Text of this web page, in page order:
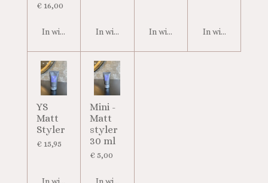
€ 16,00
In winkelwagenIn winkelwagenIn winkelwagenIn winkelwagen
YS
Matt
Styler
€ 15,95
In winkelwagen
Mini -
Matt
styler
30 ml
€ 5,00
In winkelwagen